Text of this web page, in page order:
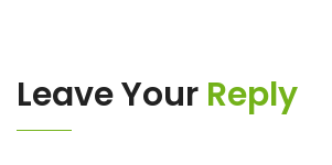
Leave Your Reply